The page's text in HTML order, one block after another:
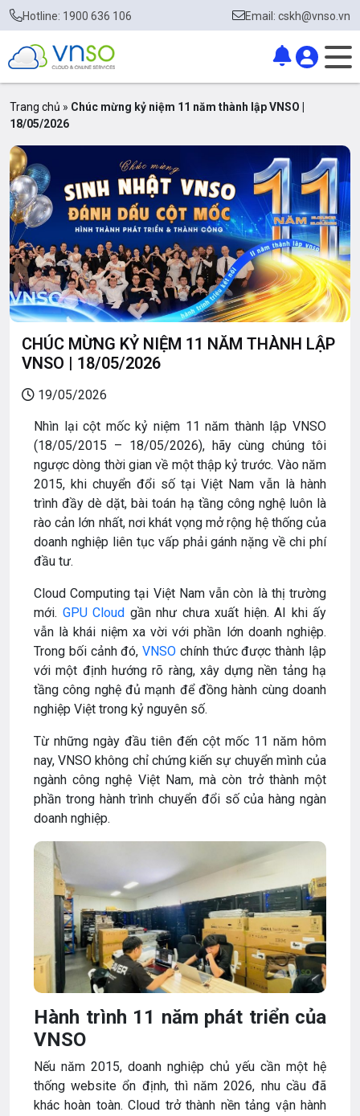
Hotline: 1900 636 106 Email: cskh@vnso.vn
Trang chủ » Chúc mừng kỷ niệm 11 năm thành lập VNSO |
18/05/2026
CHÚC MỪNG KỶ NIỆM 11 NĂM THÀNH LẬP
VNSO | 18/05/2026
19/05/2026
Nhìn lại cột mốc kỷ niệm 11 năm thành lập VNSO
(18/05/2015 – 18/05/2026), hãy cùng chúng tôi
ngược dòng thời gian về một thập kỷ trước. Vào năm
2015, khi chuyển đổi số tại Việt Nam vẫn là hành
trình đầy dè dặt, bài toán hạ tầng công nghệ luôn là
rào cản lớn nhất, nơi khát vọng mở rộng hệ thống của
doanh nghiệp liên tục vấp phải gánh nặng về chi phí
đầu tư.
Cloud Computing tại Việt Nam vẫn còn là thị trường
mới. GPU Cloud gần như chưa xuất hiện. AI khi ấy
vẫn là khái niệm xa vời với phần lớn doanh nghiệp.
Trong bối cảnh đó,VNSO chính thức được thành lập
với một định hướng rõ ràng, xây dựng nền tảng hạ
tầng công nghệ đủ mạnh để đồng hành cùng doanh
nghiệp Việt trong kỷ nguyên số.
Từ những ngày đầu tiên đến cột mốc 11 năm hôm
nay, VNSO không chỉ chứng kiến sự chuyển mình của
ngành công nghệ Việt Nam, mà còn trở thành một
phần trong hành trình chuyển đổi số của hàng ngàn
doanh nghiệp.
Hành trình 11 năm phát triển của
VNSO
Nếu năm 2015, doanh nghiệp chủ yếu cần một hệ
thống website ổn định, thì năm 2026, nhu cầu đã
khác hoàn toàn. Cloud trở thành nền tảng vận hành